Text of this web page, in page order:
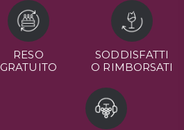
RESO
GRATUITO
SODDISFATTI
O RIMBORSATI